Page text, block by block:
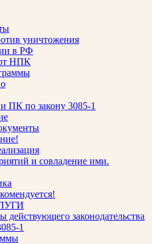
уничтожения
в РФ
НПК
ПК по закону 3085-1
и совладение ими.
законодательства
1